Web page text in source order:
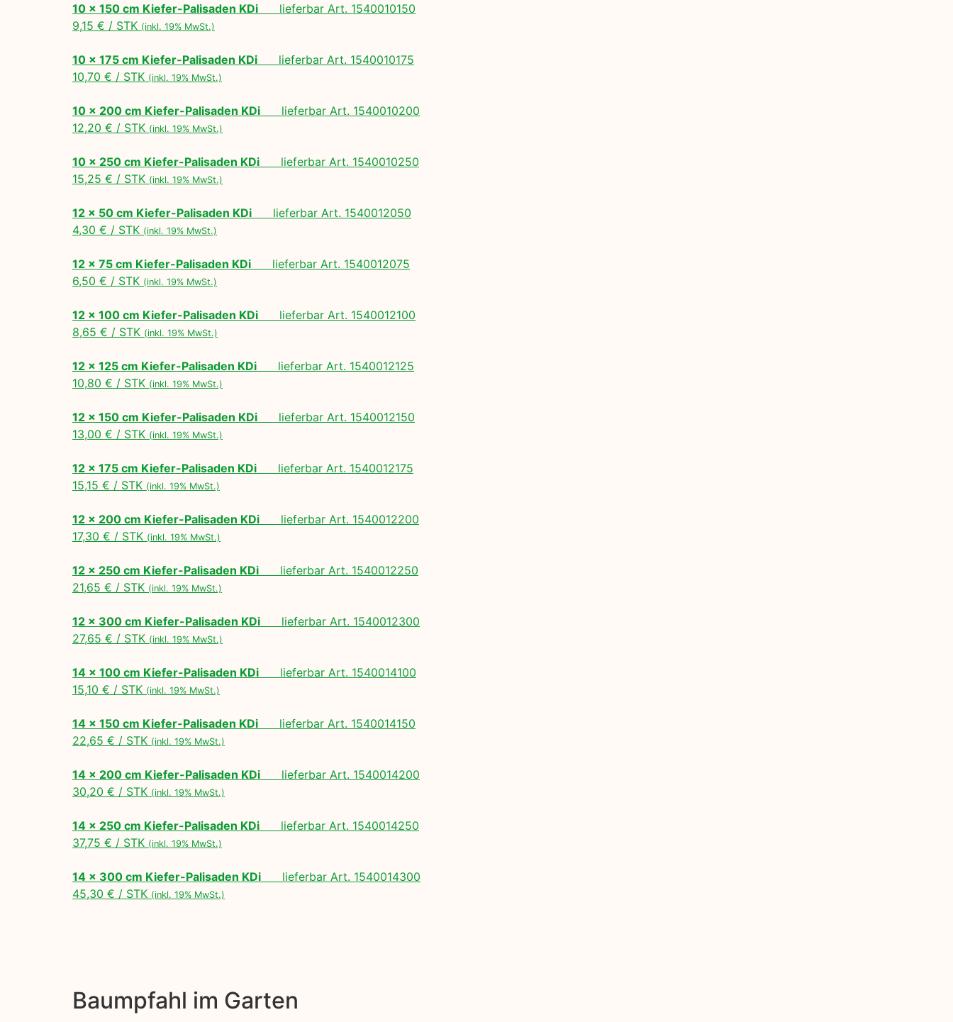
10 x 150 cm Kiefer-Palisaden KDi lieferbar Art. 1540010150
9,15 € / STK (inkl. 19% MwSt.)
10 x 175 cm Kiefer-Palisaden KDi lieferbar Art. 1540010175
10,70 € / STK (inkl. 19% MwSt.)
10 x 200 cm Kiefer-Palisaden KDi lieferbar Art. 1540010200
12,20 € / STK (inkl. 19% MwSt.)
10 x 250 cm Kiefer-Palisaden KDi lieferbar Art. 1540010250
15,25 € / STK (inkl. 19% MwSt.)
12 x 50 cm Kiefer-Palisaden KDi lieferbar Art. 1540012050
4,30 € / STK (inkl. 19% MwSt.)
12 x 75 cm Kiefer-Palisaden KDi lieferbar Art. 1540012075
6,50 € / STK (inkl. 19% MwSt.)
12 x 100 cm Kiefer-Palisaden KDi lieferbar Art. 1540012100
8,65 € / STK (inkl. 19% MwSt.)
12 x 125 cm Kiefer-Palisaden KDi lieferbar Art. 1540012125
10,80 € / STK (inkl. 19% MwSt.)
12 x 150 cm Kiefer-Palisaden KDi lieferbar Art. 1540012150
13,00 € / STK (inkl. 19% MwSt.)
12 x 175 cm Kiefer-Palisaden KDi lieferbar Art. 1540012175
15,15 € / STK (inkl. 19% MwSt.)
12 x 200 cm Kiefer-Palisaden KDi lieferbar Art. 1540012200
17,30 € / STK (inkl. 19% MwSt.)
12 x 250 cm Kiefer-Palisaden KDi lieferbar Art. 1540012250
21,65 € / STK (inkl. 19% MwSt.)
12 x 300 cm Kiefer-Palisaden KDi lieferbar Art. 1540012300
27,65 € / STK (inkl. 19% MwSt.)
14 x 100 cm Kiefer-Palisaden KDi lieferbar Art. 1540014100
15,10 € / STK (inkl. 19% MwSt.)
14 x 150 cm Kiefer-Palisaden KDi lieferbar Art. 1540014150
22,65 € / STK (inkl. 19% MwSt.)
14 x 200 cm Kiefer-Palisaden KDi lieferbar Art. 1540014200
30,20 € / STK (inkl. 19% MwSt.)
14 x 250 cm Kiefer-Palisaden KDi lieferbar Art. 1540014250
37,75 € / STK (inkl. 19% MwSt.)
14 x 300 cm Kiefer-Palisaden KDi lieferbar Art. 1540014300
45,30 € / STK (inkl. 19% MwSt.)
Baumpfahl im Garten